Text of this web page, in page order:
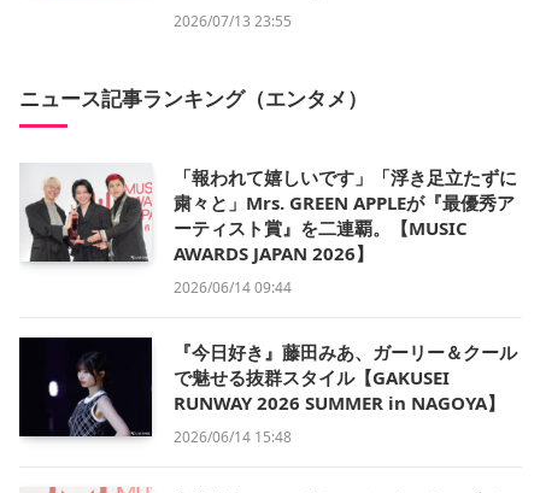
2026/07/13 23:55
ニュース記事ランキング（エンタメ）
「報われて嬉しいです」「浮き足立たずに
粛々と」Mrs. GREEN APPLEが『最優秀ア
ーティスト賞』を二連覇。【MUSIC
AWARDS JAPAN 2026】
2026/06/14 09:44
『今日好き』藤田みあ、ガーリー＆クール
で魅せる抜群スタイル【GAKUSEI
RUNWAY 2026 SUMMER in NAGOYA】
2026/06/14 15:48